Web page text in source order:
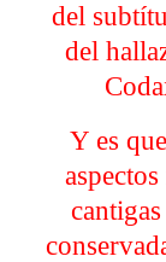
del
del
Y es